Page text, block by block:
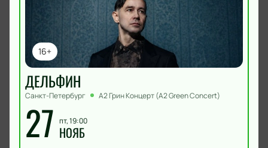
16+
ДЕЛЬФИН
Санкт-Петербург А2 Грин Концерт (A2 Green Concert)
27 пт, 19:00
НОЯБ